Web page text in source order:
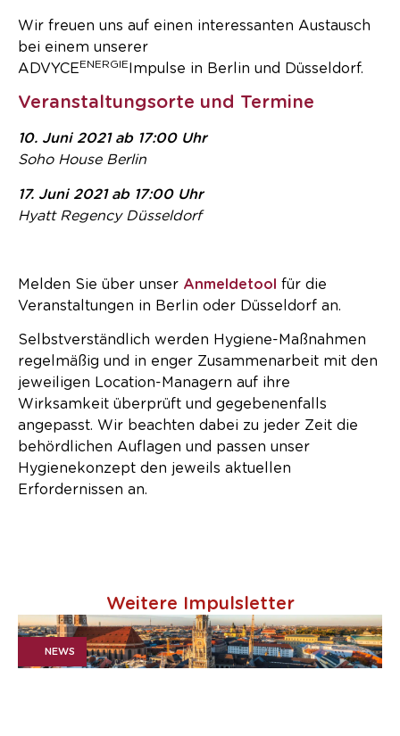
Wir freuen uns auf einen interessanten Austausch
bei einem unserer
ADVYCEENERGIE Impulse in Berlin und Düsseldorf.
Veranstaltungsorte und Termine
10. Juni 2021 ab 17:00 Uhr
Soho House Berlin
17. Juni 2021 ab 17:00 Uhr
Hyatt Regency Düsseldorf
Melden Sie über unser Anmeldetool
für die
Veranstaltungen in Berlin oder Düsseldorf an.
Selbstverständlich werden Hygiene-Maßnahmen
regelmäßig und in enger Zusammenarbeit mit den
jeweiligen Location-Managern auf ihre
Wirksamkeit überprüft und gegebenenfalls
angepasst. Wir beachten dabei zu jeder Zeit die
behördlichen Auflagen und passen unser
Hygienekonzept den jeweils aktuellen
Erfordernissen an.
Weitere Impulsletter
NEWS